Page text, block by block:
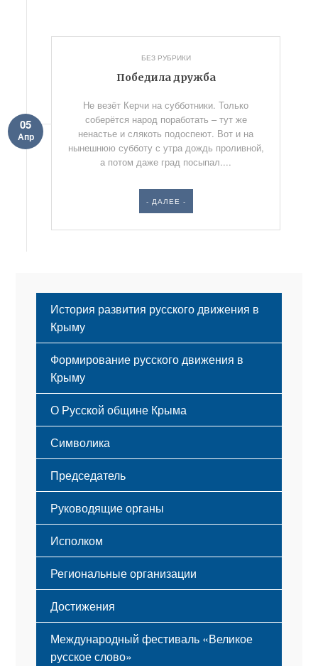
БЕЗ РУБРИКИ
Победила дружба
05
Апр
Не везёт Керчи на субботники. Только
соберётся народ поработать – тут же
ненастье и слякоть подоспеют. Вот и на
нынешнюю субботу с утра дождь проливной,
а потом даже град посыпал....
- ДАЛЕЕ -
История развития русского движения в
Крыму
Формирование русского движения в
Крыму
Русский Крым
О Русской общине Крыма
Этапы становления
Принципы деятельности
Структура
Мероприятия
Символика
Флаг
Герб
Гимн
Председатель
Руководящие органы
Исполком
Региональные организации
Достижения
Международный фестиваль «Великое
русское слово»